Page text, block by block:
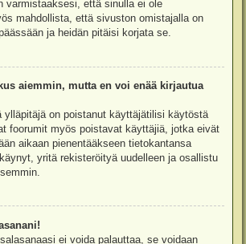
varmistaaksesi, että sinulla ei ole
mahdollista, että sivuston omistajalla on
ja heidän pitäisi korjata se.
aiemmin, mutta en voi enää kirjautua
ylläpitäjä on poistanut käyttäjätilisi käytöstä
foorumit myös poistavat käyttäjiä, jotka eivät
aikaan pienentääkseen tietokantansa
yritä rekisteröityä uudelleen ja osallistu
ei voida palauttaa, se voidaan